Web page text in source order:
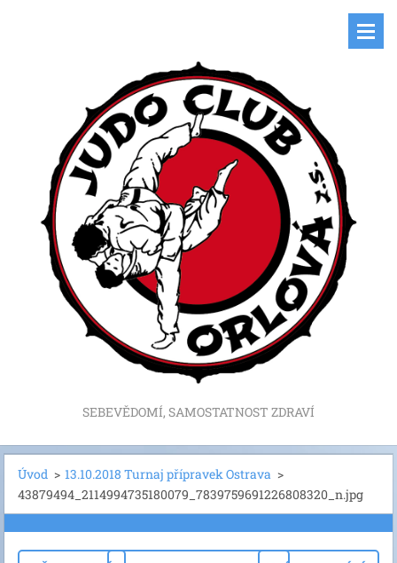
SEBEVĚDOMÍ, SAMOSTATNOST ZDRAVÍ
Úvod > 13.10.2018 Turnaj přípravek Ostrava >
43879494_2114994735180079_7839759691226808320_n.jpg